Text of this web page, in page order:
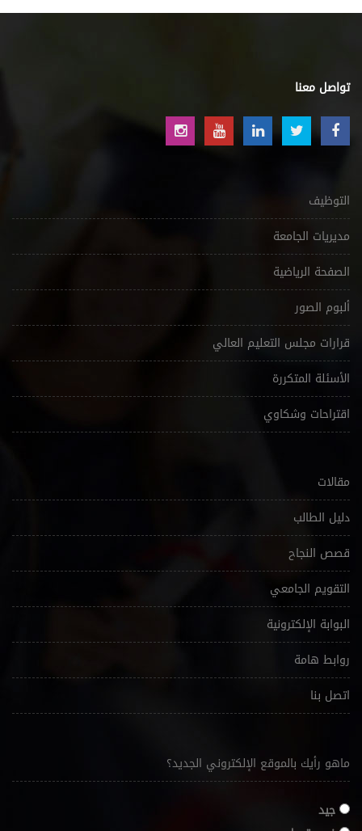
تواصل معنا
التوظيف
مديريات الجامعة
الصفحة الرياضية
ألبوم الصور
قرارات مجلس التعليم العالي
الأسئلة المتكررة
اقتراحات وشكاوي
مقالات
دليل الطالب
قصص النجاح
التقويم الجامعي
البوابة الإلكترونية
روابط هامة
اتصل بنا
ماهو رأيك بالموقع الإلكتروني الجديد؟
جيد